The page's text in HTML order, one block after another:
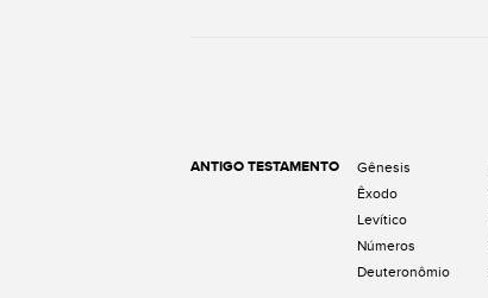
ANTIGO TESTAMENTO
Gênesis
Êxodo
Levítico
Números
Deuteronômio